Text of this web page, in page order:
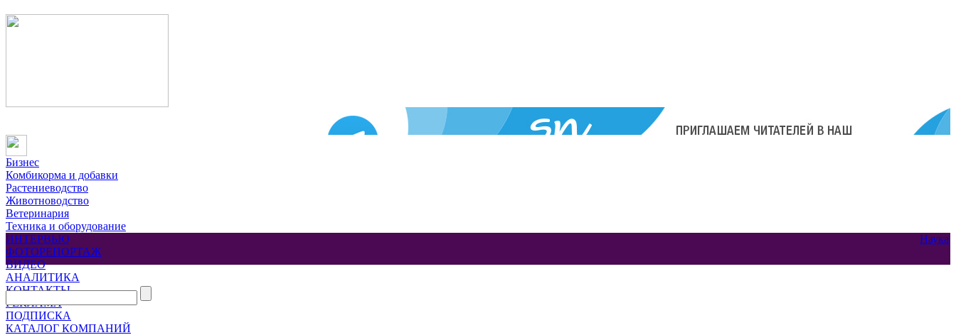
Бизнес
Комбикорма и добавки
Растениеводство
Животноводство
Ветеринария
Техника и оборудование
Наука
ИНТЕРВЬЮ
ФОТОРЕПОРТАЖ
ВИДЕО
АНАЛИТИКА
КОНТАКТЫ
РЕКЛАМА
ПОДПИСКА
КАТАЛОГ КОМПАНИЙ